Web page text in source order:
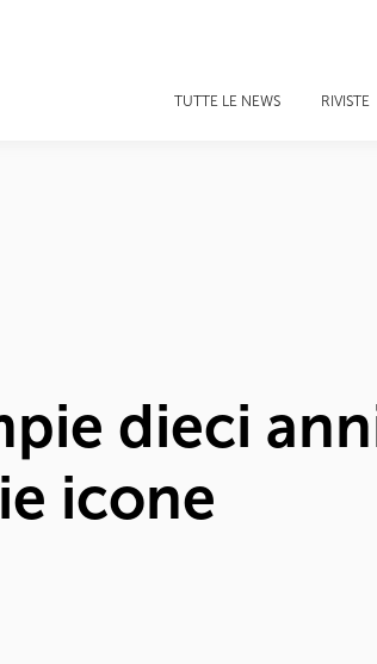
TUTTE LE NEWS RIVISTE
dieci
icone